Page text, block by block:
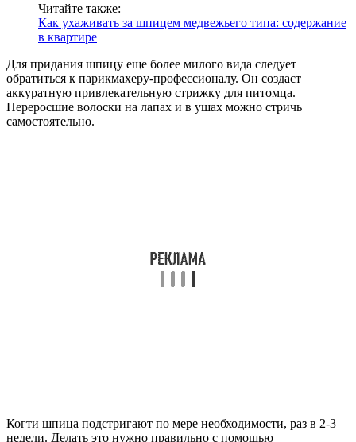
Читайте также:
Как ухаживать за шпицем медвежьего типа: содержание
в квартире
Для придания шпицу еще более милого вида следует
обратиться к парикмахеру-профессионалу. Он создаст
аккуратную привлекательную стрижку для питомца.
Переросшие волоски на лапах и в ушах можно стричь
самостоятельно.
Когти шпица подстригают по мере необходимости, раз в 2-3
недели. Делать это нужно правильно с помощью